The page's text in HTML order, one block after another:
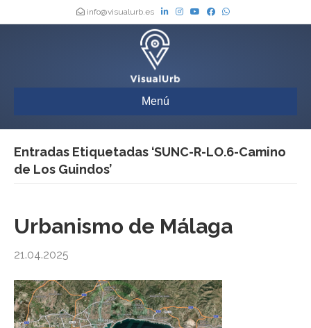
info@visualurb.es
Menú
Entradas Etiquetadas ‘SUNC-R-LO.6-Camino
de Los Guindos’
Urbanismo de Málaga
21.04.2025